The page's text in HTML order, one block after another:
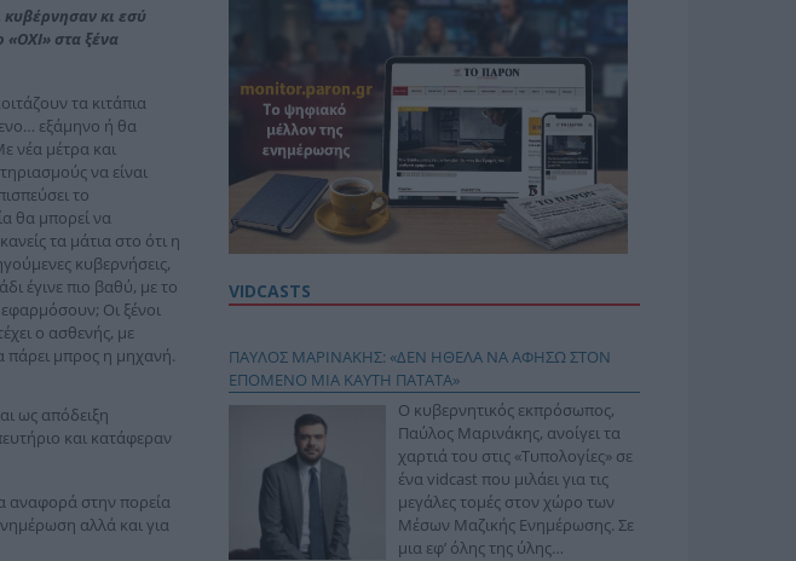
κι εσύ
στα ξένα
τα κιτάπια
εξάμηνο ή θα
νέα μέτρα και
να είναι
το
θα μπορεί να
τα μάτια στο ότι η
κυβερνήσεις,
έγινε πιο βαθύ, με το
Οι ξένοι
ο ασθενής, με
πάρει μπρος η μηχανή.
ως απόδειξη
και κατάφεραν
αναφορά στην πορεία
αλλά και για
VIDCASTS
ΠΑΥΛΟΣ ΜΑΡΙΝΑΚΗΣ: «ΔΕΝ ΗΘΕΛΑ ΝΑ ΑΦΗΣΩ ΣΤΟΝ
ΕΠΟΜΕΝΟ ΜΙΑ ΚΑΥΤΗ ΠΑΤΑΤΑ»
Ο κυβερνητικός εκπρόσωπος,
Παύλος Μαρινάκης, ανοίγει τα
χαρτιά του στις «Τυπολογίες» σε
ένα vidcast που μιλάει για τις
μεγάλες τομές στον χώρο των
Μέσων Μαζικής Ενημέρωσης. Σε
μια εφ’ όλης της ύλης